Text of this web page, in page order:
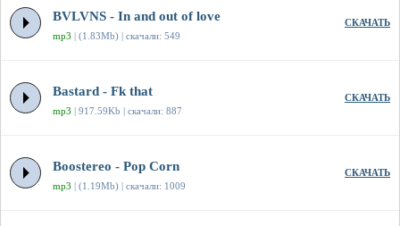
BVLVNS - In and out of love
mp3 | (1.83Mb) | скачали: 549
СКАЧАТЬ
Bastard - Fk that
mp3 | 917.59Kb | скачали: 887
СКАЧАТЬ
Boostereo - Pop Corn
mp3 | (1.19Mb) | скачали: 1009
СКАЧАТЬ